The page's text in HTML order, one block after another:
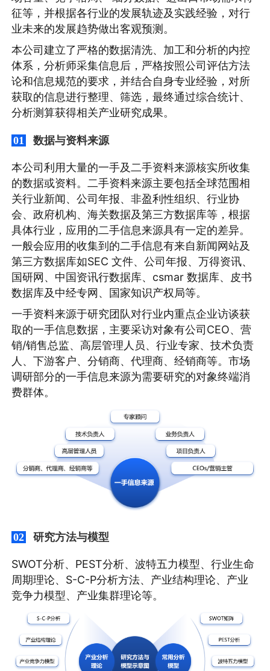
征等，并根据各行业的发展轨迹及实践经验，对行
业未来的发展趋势做出客观预测。
本公司建立了严格的数据清洗、加工和分析的内控
体系，分析师采集信息后，严格按照公司评估方法
论和信息规范的要求，并结合自身专业经验，对所
获取的信息进行整理、筛选，最终通过综合统计、
分析测算获得相关产业研究成果。
01 数据与资料来源
本公司利用大量的一手及二手资料来源核实所收集
的数据或资料。二手资料来源主要包括全球范围相
关行业新闻、公司年报、非盈利性组织、行业协
会、政府机构、海关数据及第三方数据库等，根据
具体行业，应用的二手信息来源具有一定的差异。
一般会应用的收集到的二手信息有来自新闻网站及
第三方数据库如SEC 文件、公司年报、万得资讯、
国研网、中国资讯行数据库、csmar 数据库、皮书
数据库及中经专网、国家知识产权局等。
一手资料来源于研究团队对行业内重点企业访谈获
取的一手信息数据，主要采访对象有公司CEO、营
销/销售总监、高层管理人员、行业专家、技术负责
人、下游客户、分销商、代理商、经销商等。市场
调研部分的一手信息来源为需要研究的对象终端消
费群体。
02 研究方法与模型
SWOT分析、PEST分析、波特五力模型、行业生命
周期理论、S-C-P分析方法、产业结构理论、产业
竞争力模型、产业集群理论等。